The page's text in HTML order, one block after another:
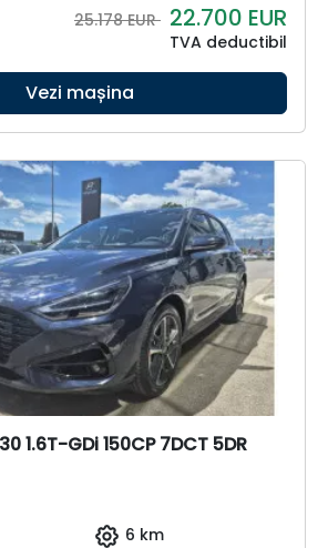
25.178 EUR 22.700 EUR
TVA deductibil
Vezi mașina
1.6T-GDi 150CP 7DCT 5DR
6 km